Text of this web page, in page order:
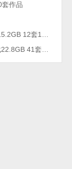
作品